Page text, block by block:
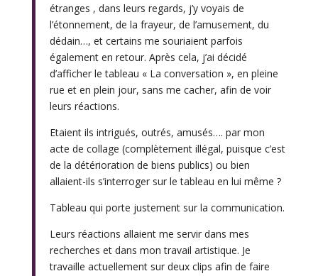
étranges , dans leurs regards, j’y voyais de
l’étonnement, de la frayeur, de l’amusement, du
dédain…, et certains me souriaient parfois
également en retour. Après cela, j’ai décidé
d’afficher le tableau « La conversation », en pleine
rue et en plein jour, sans me cacher, afin de voir
leurs réactions.
Etaient ils intrigués, outrés, amusés…. par mon
acte de collage (complètement illégal, puisque c’est
de la détérioration de biens publics) ou bien
allaient-ils s’interroger sur le tableau en lui même ?
Tableau qui porte justement sur la communication.
Leurs réactions allaient me servir dans mes
recherches et dans mon travail artistique. Je
travaille actuellement sur deux clips afin de faire